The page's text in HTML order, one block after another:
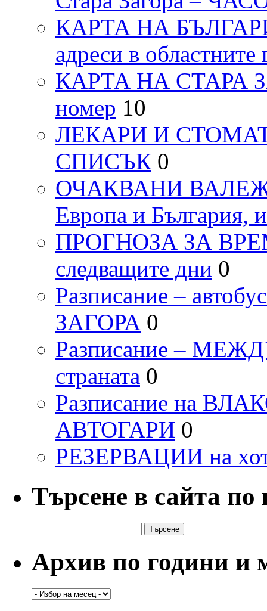
КАРТА НА
адреси в областните
КАРТА НА СТАРА
номер 10
ЛЕКАРИ И
СПИСЪК 0
ОЧАКВАНИ ВАЛЕЖИ
Европа и България,
ПРОГНОЗА ЗА
следващите дни 0
Разписание –
ЗАГОРА 0
Разписание –
страната 0
Разписание на
АВТОГАРИ 0
РЕЗЕРВАЦИИ на
Търсене в сайта
за:
Архив по години и
Архив